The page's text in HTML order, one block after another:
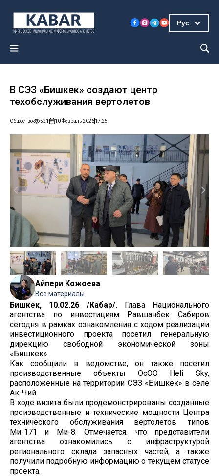
Рус
В СЭЗ «Бишкек» создают центр
техобслуживания вертолетов
Общество 521 10 Февраль 202617:25
Айпери Кожоева
Все материалы
Бишкек, 10.02.26 /Кабар/. Глава Национального
агентства по инвестициям Равшанбек Сабиров
сегодня в рамках ознакомления с ходом реализации
инвестиционного проекта посетил генеральную
дирекцию свободной экономической зоны
«Бишкек».
Как сообщили в ведомстве, он также посетил
производственные объекты ОсОО Heli Sky,
расположенные на территории СЭЗ «Бишкек» в селе
Ак-Чий.
В ходе визита были продемонстрированы созданные
производственные и технические мощности Центра
технического обслуживания вертолетов типов
Ми-171 и Ми-8. Отмечается, что представители
агентства ознакомились с инфраструктурой
регионального склада запасных частей, а также
получили подробную информацию о текущем статусе
проекта.